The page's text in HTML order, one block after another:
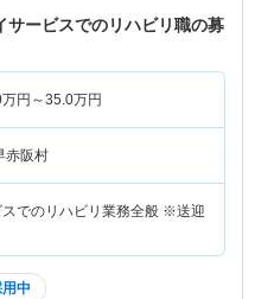
サービスでのリハビリ職の募
万円～35.0万円
赤阪村
でのリハビリ業務全般 ※送迎
中